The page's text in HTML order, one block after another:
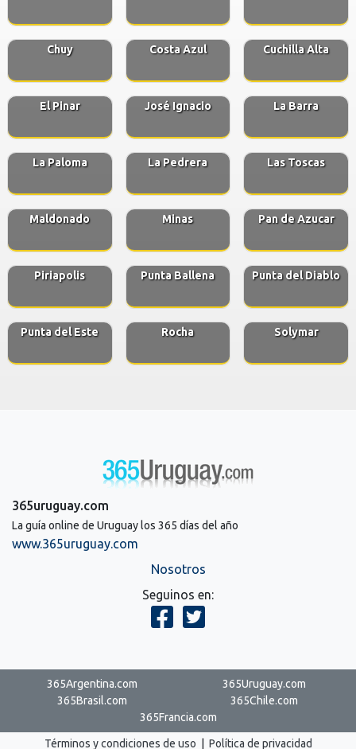
Chuy Costa Azul Cuchilla Alta
El Pinar José Ignacio La Barra
La Paloma La Pedrera Las Toscas
Maldonado Minas Pan de Azucar
Piriapolis Punta Ballena Punta del Diablo
Punta del Este Rocha Solymar
365uruguay.com
La guía online de Uruguay los 365 días del año
www.365uruguay.com
Nosotros
Seguinos en:
365Argentina.com
365Uruguay.com
365Brasil.com
365Chile.com
365Francia.com
Términos y condiciones de uso Política de privacidad